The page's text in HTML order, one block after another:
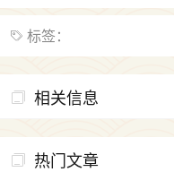
标签：
相关信息
热门文章